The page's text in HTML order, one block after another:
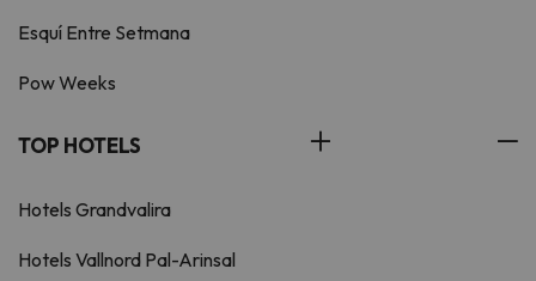
Esquí Entre Setmana
Pow Weeks
TOP HOTELS
Hotels Grandvalira
Hotels Vallnord Pal-Arinsal